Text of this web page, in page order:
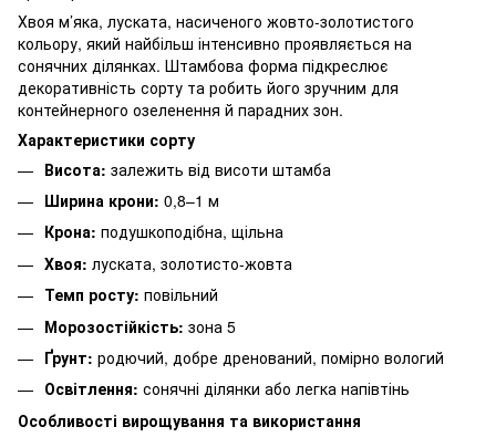
Хвоя м’яка, луската, насиченого жовто-золотистого
кольору, який найбільш інтенсивно проявляється на
сонячних ділянках. Штамбова форма підкреслює
декоративність сорту та робить його зручним для
контейнерного озеленення й парадних зон.
Характеристики сорту
Висота: залежить від висоти штамба
Ширина крони: 0,8–1 м
Крона: подушкоподібна, щільна
Хвоя: луската, золотисто-жовта
Темп росту: повільний
Морозостійкість: зона 5
Ґрунт: родючий, добре дренований, помірно вологий
Освітлення: сонячні ділянки або легка напівтінь
Особливості вирощування та використання